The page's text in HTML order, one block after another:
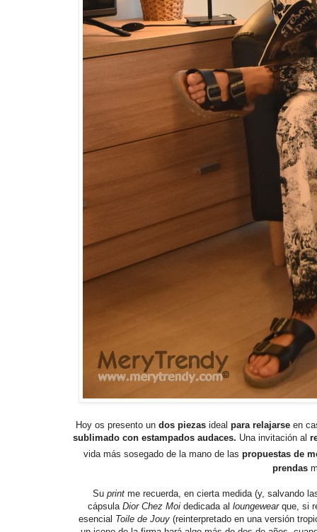
Hoy os presento un dos piezas ideal para relajarse en
sublimado con estampados audaces. Una invitación al
vida más sosegado de la mano de las propuestas de
prendas
Suprintme recuerda, en cierta medida (y, salvando
cápsula Dior Chez Moi dedicada al loungewearque, si
esencial Toile de Jouy (reinterpretado en una versión